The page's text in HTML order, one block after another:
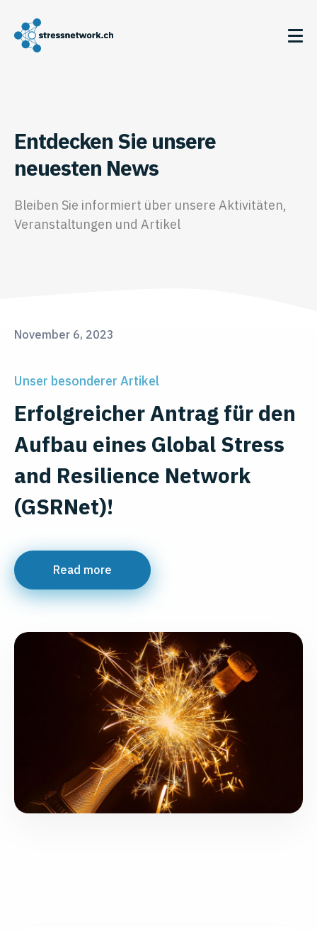
Entdecken Sie unsere
neuesten News
Bleiben Sie informiert über unsere Aktivitäten,
Veranstaltungen und Artikel
November 6, 2023
Unser besonderer Artikel
Erfolgreicher Antrag für den
Aufbau eines Global Stress
and Resilience Network
(GSRNet)!
Read more